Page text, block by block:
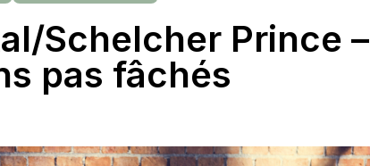
Schelcher Prince –
pas fâchés